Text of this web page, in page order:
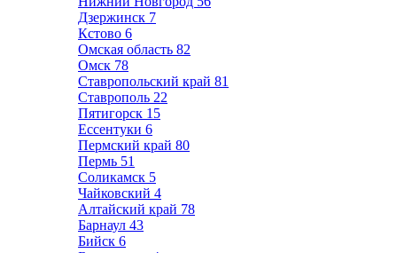
Дзержинск 7
Кстово 6
Омская область 82
Омск 78
Ставропольский край 81
Ставрополь 22
Пятигорск 15
Ессентуки 6
Пермский край 80
Пермь 51
Соликамск 5
Чайковский 4
Алтайский край 78
Барнаул 43
Бийск 6